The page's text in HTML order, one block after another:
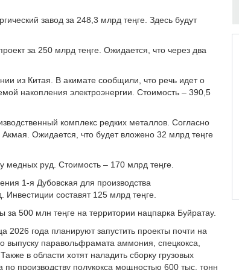
завод за 248,3 млрд теңге. Здесь будут
за 250 млрд теңге. Ожидается, что через два
из Китая. В акимате сообщили, что речь идет о
накопления электроэнергии. Стоимость – 390,5
комплекс редких металлов. Согласно
Ожидается, что будет вложено 32 млрд теңге
медных руд. Стоимость – 170 млрд теңге.
1-я Дубовская для производства
составят 125 млрд теңге.
500 млн теңге на территории нацпарка Буйратау.
2026 года планируют запустить проекты почти на
выпуску паравольфрамата аммония, спецкокса,
в области хотят наладить сборку грузовых
производству полукокса мощностью 600 тыс. тонн